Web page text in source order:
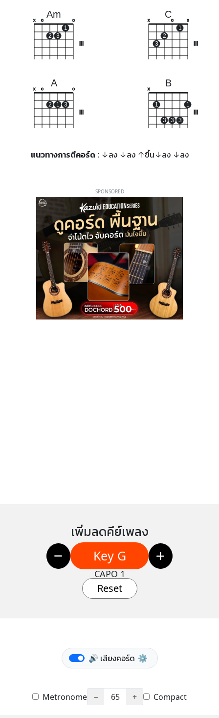
Am
x o
2 3
1
o
C
x
3
2
o
1
o
A
x o
2 1 3
o
B
x
1
3 3 3
1
แนวทางการตีคอร์ด : ↓ลง ↓ลง ↑ขึ้น↓ลง ↓ลง
SPONSORED
เพิ่มลดคีย์เพลง
Key G
CAPO 1
Reset
🔊 เสียงคอร์ด ⚙️
Metronome − 65 + Compact